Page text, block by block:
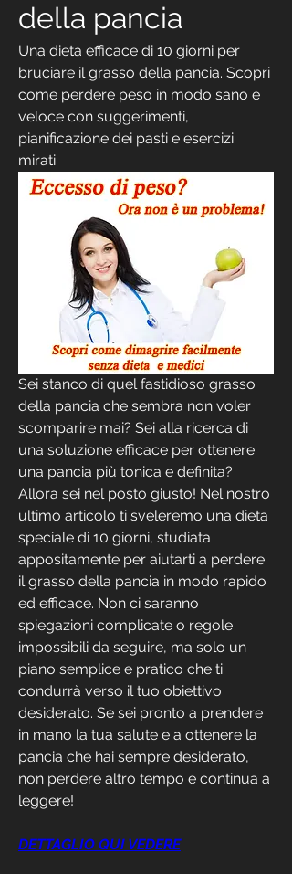
della pancia
Una dieta efficace di 10 giorni per
bruciare il grasso della pancia. Scopri
come perdere peso in modo sano e
veloce con suggerimenti,
pianificazione dei pasti e esercizi
mirati.
Sei stanco di quel fastidioso grasso
della pancia che sembra non voler
scomparire mai? Sei alla ricerca di
una soluzione efficace per ottenere
una pancia più tonica e definita?
Allora sei nel posto giusto! Nel nostro
ultimo articolo ti sveleremo una dieta
speciale di 10 giorni, studiata
appositamente per aiutarti a perdere
il grasso della pancia in modo rapido
ed efficace. Non ci saranno
spiegazioni complicate o regole
impossibili da seguire, ma solo un
piano semplice e pratico che ti
condurrà verso il tuo obiettivo
desiderato. Se sei pronto a prendere
in mano la tua salute e a ottenere la
pancia che hai sempre desiderato,
non perdere altro tempo e continua a
leggere!
DETTAGLIO QUI VEDERE